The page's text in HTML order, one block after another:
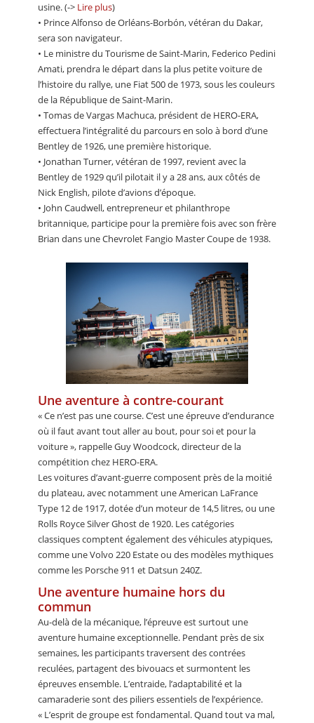
usine. (-> Lire plus)
• Prince Alfonso de Orléans-Borbón, vétéran du Dakar,
sera son navigateur.
• Le ministre du Tourisme de Saint-Marin, Federico Pedini
Amati, prendra le départ dans la plus petite voiture de
l’histoire du rallye, une Fiat 500 de 1973, sous les couleurs
de la République de Saint-Marin.
• Tomas de Vargas Machuca, président de HERO-ERA,
effectuera l’intégralité du parcours en solo à bord d’une
Bentley de 1926, une première historique.
• Jonathan Turner, vétéran de 1997, revient avec la
Bentley de 1929 qu’il pilotait il y a 28 ans, aux côtés de
Nick English, pilote d’avions d’époque.
• John Caudwell, entrepreneur et philanthrope
britannique, participe pour la première fois avec son frère
Brian dans une Chevrolet Fangio Master Coupe de 1938.
Une aventure à contre-courant
« Ce n’est pas une course. C’est une épreuve d’endurance
où il faut avant tout aller au bout, pour soi et pour la
voiture », rappelle Guy Woodcock, directeur de la
compétition chez HERO-ERA.
Les voitures d’avant-guerre composent près de la moitié
du plateau, avec notamment une American LaFrance
Type 12 de 1917, dotée d’un moteur de 14,5 litres, ou une
Rolls Royce Silver Ghost de 1920. Les catégories
classiques comptent également des véhicules atypiques,
comme une Volvo 220 Estate ou des modèles mythiques
comme les Porsche 911 et Datsun 240Z.
Une aventure humaine hors du
commun
Au-delà de la mécanique, l’épreuve est surtout une
aventure humaine exceptionnelle. Pendant près de six
semaines, les participants traversent des contrées
reculées, partagent des bivouacs et surmontent les
épreuves ensemble. L’entraide, l’adaptabilité et la
camaraderie sont des piliers essentiels de l’expérience.
« L’esprit de groupe est fondamental. Quand tout va mal,